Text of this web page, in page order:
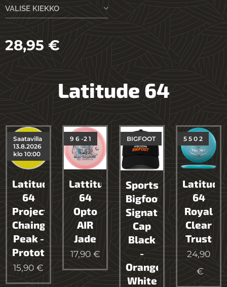
VALISE KIEKKO
28,95€
Latitude 64
Latitude
64
Project
Chaingrip
Peak -
Prototype
Saatavilla
13.8.2026
klo 10:00
15,90 €
Lattitude
64
Opto
AIR
Jade
9 6 -2 1
17,90€
Sportstore
Bigfoot
Signature
Cap
Black
-
Orange
White
BIGFOOT
Latitude
64
Royal
Clear
Trust
5 5 0 2
24,90
€